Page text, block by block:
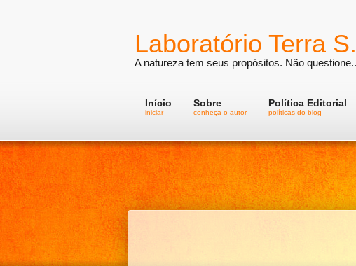
Laboratório Terra
A natureza tem seus propósitos. Não
Início
iniciar
Sobre
conheça o autor
Política Editorial
políticas do blog